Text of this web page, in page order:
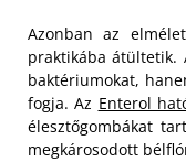
Azonban az
praktikába átültetik.
baktériumokat,
fogja. Az Enterol
élesztőgombákat
megkárosodott